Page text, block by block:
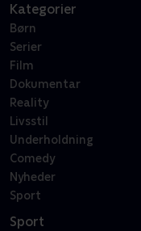
Kategorier
Børn
Serier
Film
Dokumentar
Reality
Livsstil
Underholdning
Comedy
Nyheder
Sport
Sport